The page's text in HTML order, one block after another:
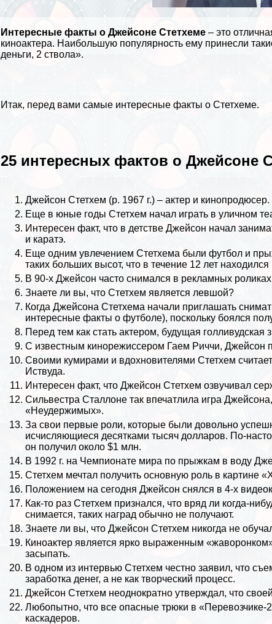
Интересные факты о Джейсоне Стетхеме– это
киноактера. Наибольшую популярность ему принесли
деньги, 2 ствола».
Итак, перед вами самые интересные факты о Стетхеме.
25 интересных фактов о Джейсоне
Джейсон Стетхем (р. 1967 г.) – актер и кинопродюсер.
Еще в юные годы Стетхем начал играть в уличном
Интересен факт, что в детстве Джейсон начал
и каратэ.
Еще одним увлечением Стетхема были футбол и
таких больших высот, что в течение 12 лет
В 90-х Джейсон часто снимался в рекламных
Знаете ли вы, что Стетхем является левшой?
Когда Джейсона Стетхема начали приглашать
интересные факты о футболе), поскольку боялся
Перед тем как стать актером, будущая
С известным кинорежиссером Гаем Риччи, Джейсон
Своими кумирами и вдохновителями Стетхем
Иствуда.
Интересен факт, что Джейсон Стетхем озвучивал
Сильвестра Сталлоне так впечатлила игра
«Неудержимых».
За свои первые роли, которые были довольно
исчисляющиеся десятками тысяч долларов. По-
он получил около $1 млн.
В 1992 г. на Чемпионате мира по прыжкам в воду
Стетхем мечтал получить основную роль в картине
Положением на сегодня Джейсон снялся в 4-х
Как-то раз Стетхем признался, что вряд ли когда-
снимается, таких наград обычно не получают.
Знаете ли вы, что Джейсон Стетхем никогда не
Киноактер является ярко выраженным
засыпать.
В одном из интервью Стетхем честно заявил, что
заработка денег, а не как творческий процесс.
Джейсон Стетхем неоднократно утверждал, что
Любопытно, что все опасные трюки в «Перевозчике-
каскадеров.